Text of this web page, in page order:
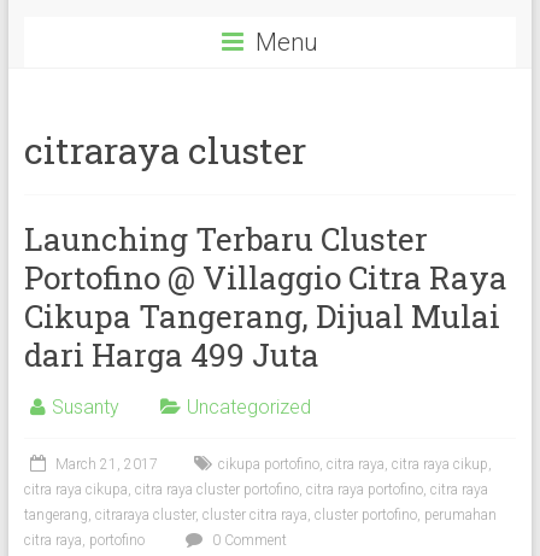
Menu
citraraya cluster
Launching Terbaru Cluster
Portofino @ Villaggio Citra Raya
Cikupa Tangerang, Dijual Mulai
dari Harga 499 Juta
Susanty Uncategorized
March 21, 2017 cikupa portofino, citra raya, citra raya cikup,
citra raya cikupa, citra raya cluster portofino, citra raya portofino, citra raya
tangerang, citraraya cluster, cluster citra raya, cluster portofino, perumahan
citra raya, portofino 0 Comment